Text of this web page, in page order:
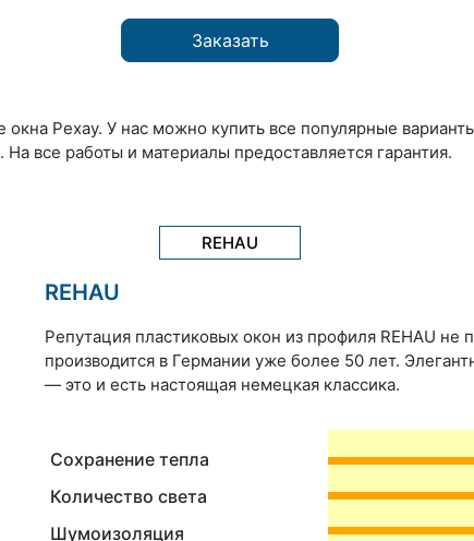
Заказать
окна Рехау. У нас можно купить все популярные
все работы и материалы предоставляется гарантия.
REHAU
REHAU
Репутация пластиковых окон из профиля REHAU не
производится в Германии уже более 50 лет.
— это и есть настоящая немецкая классика.
Сохранение тепла
Количество света
Шумоизоляция